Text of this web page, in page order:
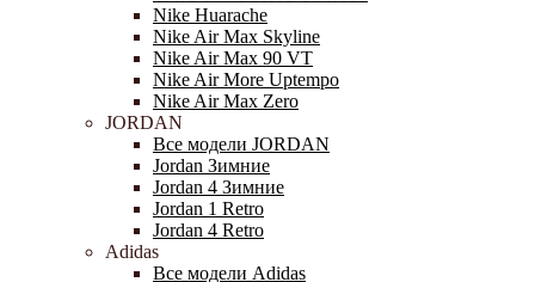
Nike Huarache
Nike Air Max Skyline
Nike Air Max 90 VT
Nike Air More Uptempo
Nike Air Max Zero
JORDAN
Все модели JORDAN
Jordan Зимние
Jordan 4 Зимние
Jordan 1 Retro
Jordan 4 Retro
Adidas
Все модели Adidas